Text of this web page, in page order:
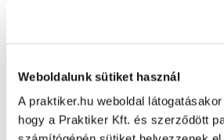
Weboldalunk sütiket használ
A praktiker.hu weboldal
hogy a Praktiker Kft. és szerződött
Oldal újratöltése